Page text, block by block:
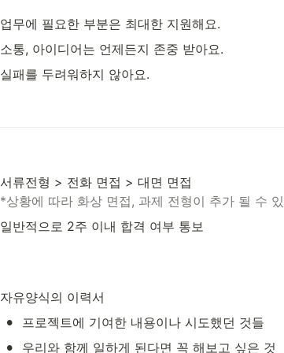
업무에 필요한 부분은 최대한 지원해요.
소통, 아이디어는 언제든지 존중 받아요.
실패를 두려워하지 않아요.
*상황에 따라 화상 면접, 과제 전형이 추가 될 수
일반적으로 2주 이내 합격 여부 통보
자유양식의 이력서
• 프로젝트에 기여한 내용이나 시도했던 것들
• 우리와 함께 일하게 된다면 꼭 해보고 싶은 것